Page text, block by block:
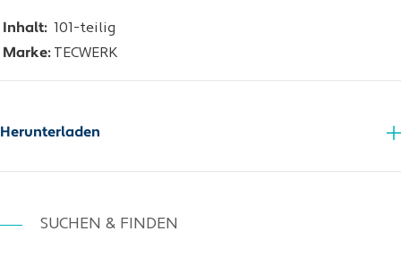
Inhalt:
101-teilig
Marke:
TECWERK
Herunterladen
Zusatzinfo_PDF
SUCHEN & FINDEN